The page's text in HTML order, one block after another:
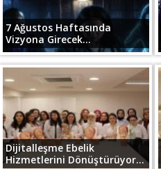
7 Ağustos Haftasında
Vizyona Girecek...
Dijitalleşme Ebelik
Hizmetlerini Dönüştürüyor...